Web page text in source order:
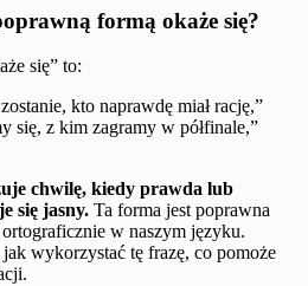
formą okaże się?
się” to:
kto naprawdę miał rację,”
się, z kim zagramy w półfinale,”
chwilę, kiedy prawda lub
się jasny. Ta forma jest poprawna
w naszym języku.
wykorzystać tę frazę, co pomoże